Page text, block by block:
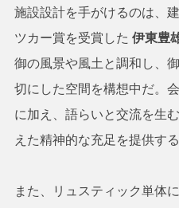
施設設計を手がけるのは、
ツカー賞を受賞した 伊東豊
御の風景や風土と調和し、
切にした空間を構想中だ。
に加え、語らいと交流を生
えた精神的な充足を提供する
また、リュスティック単体